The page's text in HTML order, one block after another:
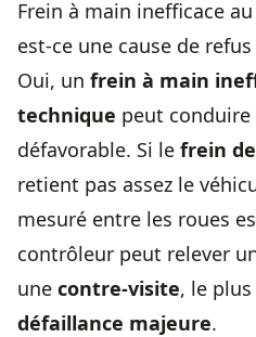
Frein à main inefficace
est-ce une cause de refus
Oui, un frein à main
technique peut
défavorable. Si le frein
retient pas assez le
mesuré entre les roues
contrôleur peut relever
une contre-visite, le
défaillance majeure.